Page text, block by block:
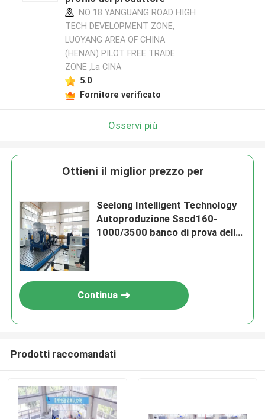
NO 18 YANGUANG ROAD HIGH
TECH DEVELOPMENT ZONE,
LUOYANG AREA OF CHINA
(HENAN) PILOT FREE TRADE
ZONE ,La CINA
5.0
Fornitore verificato
Osservi più
Ottieni il miglior prezzo per
Seelong Intelligent Technology
Autoproduzione Sscd160-
1000/3500 banco di prova delle
Continua
Prodotti raccomandati